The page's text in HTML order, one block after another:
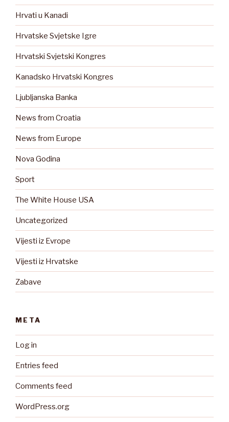
Hrvati u Kanadi
Hrvatske Svjetske Igre
Hrvatski Svjetski Kongres
Kanadsko Hrvatski Kongres
Ljubljanska Banka
News from Croatia
News from Europe
Nova Godina
Sport
The White House USA
Uncategorized
Vijesti iz Evrope
Vijesti iz Hrvatske
Zabave
META
Log in
Entries feed
Comments feed
WordPress.org